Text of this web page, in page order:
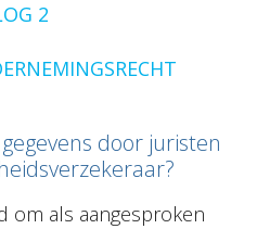
2
door juristen
om als aangesproken